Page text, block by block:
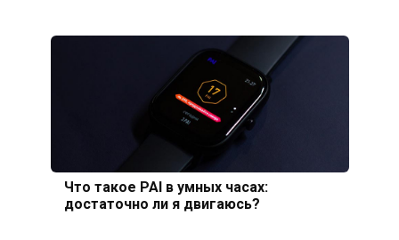
Что такое PAI в умных часах:
достаточно ли я двигаюсь?